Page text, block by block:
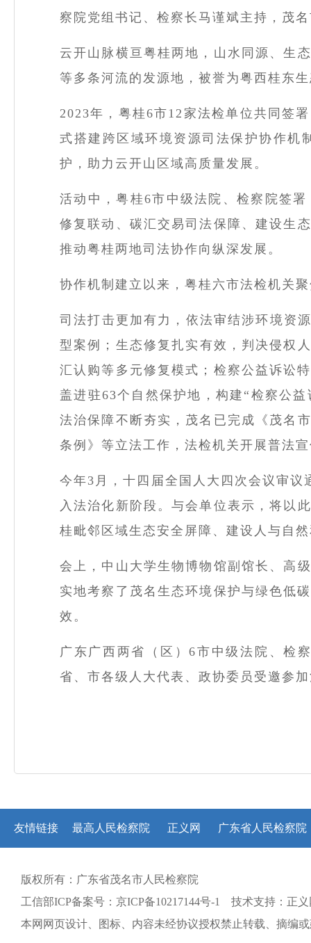
察院党组书记、检察长马谨斌主持，茂
云开山脉横亘粤桂两地，山水同源、生
等多条河流的发源地，被誉为粤西桂东
2023年，粤桂6市12 家法检单位共同签
式搭建跨区域环境资源司法保护协作机
护，助力云开山区域高质量发展。
活动中，粤桂6市中级法院、检察院签
修复联动、碳汇交易司法保障、建设生
推动粤桂两地司法协作向纵深发展。
协作机制建立以来，粤桂六市法检机关
司法打击更加有力，依法审结涉环境资
型案例；生态修复扎实有效，判决侵权
汇认购等多元修复模式；检察公益诉讼
盖进驻63个自然保护地，构建“检察公益
法治保障不断夯实，茂名已完成《茂名
条例》等立法工作，法检机关开展普法
今年3 月，十四届全国人大四次会议审
入法治化新阶段。与会单位表示，将以
桂毗邻区域生态安全屏障、建设人与自
会上， 中山大学生物博物馆副馆长、高
实地考察了茂名生态环境保护与绿色低
效。
广东广西两省（区）6市 中级法院、检
省、市各级人大代表、政协委员 受邀参
友情链接 最高人民检察院 正义网 广东省人民检察院
版权所有：广东省茂名市人民检察院
工信部ICP备案号：京ICP备10217144号-1 技术支持：正义
本网网页设计、图标、内容未经协议授权禁止转载、摘编